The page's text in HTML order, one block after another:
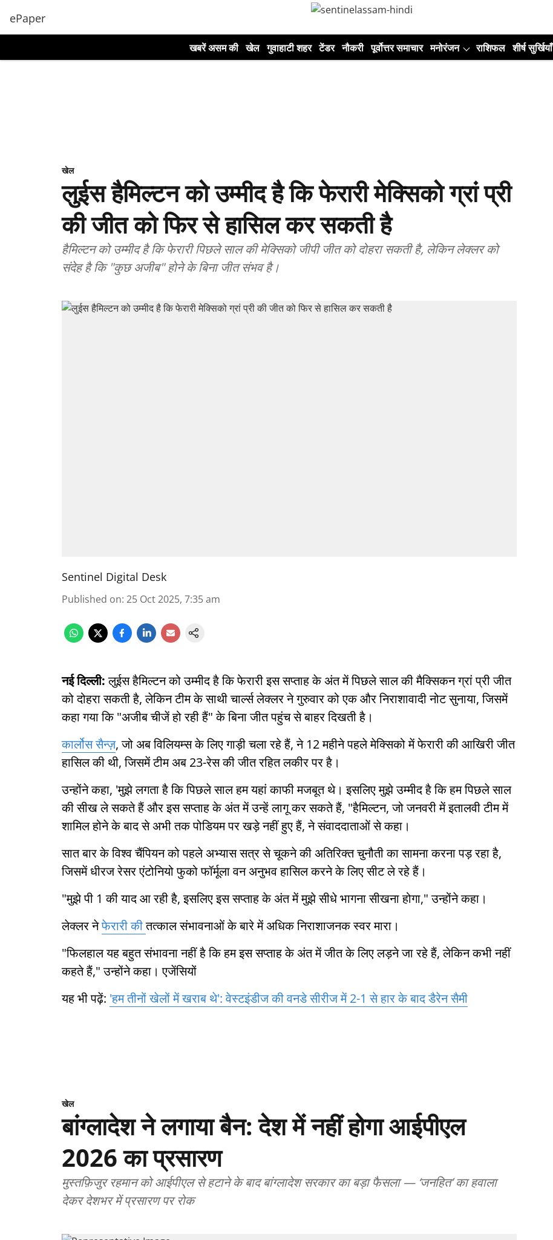
ePaper
खबरें असम की खेल गुवाहाटी शहर टेंडर नौकरी पूर्वोत्तर समाचार मनोरंजन राशिफल शीर्ष सुर्खियाँ
खेल
लुईस हैमिल्टन को उम्मीद है कि फेरारी मेक्सिको ग्रां प्री
की जीत को फिर से हासिल कर सकती है
हैमिल्टन को उम्मीद है कि फेरारी पिछले साल की मेक्सिको जीपी जीत को दोहरा सकती है, लेकिन लेक्लर को
संदेह है कि "कुछ अजीब" होने के बिना जीत संभव है।
Sentinel Digital Desk
Published on: 25 Oct 2025, 7:35 am
नई दिल्ली:लुईस हैमिल्टन को उम्मीद है कि फेरारी इस सप्ताह के अंत में पिछले साल की मैक्सिकन ग्रां प्री जीत
को दोहरा सकती है, लेकिन टीम के साथी चार्ल्स लेक्लर ने गुरुवार को एक और निराशावादी नोट सुनाया, जिसमें
कहा गया कि "अजीब चीजें हो रही हैं" के बिना जीत पहुंच से बाहर दिखती है।
कार्लोस सैन्ज़, जो अब विलियम्स के लिए गाड़ी चला रहे हैं, ने 12 महीने पहले मेक्सिको में फेरारी की आखिरी जीत
हासिल की थी, जिसमें टीम अब 23-रेस की जीत रहित लकीर पर है।
उन्होंने कहा, 'मुझे लगता है कि पिछले साल हम यहां काफी मजबूत थे। इसलिए मुझे उम्मीद है कि हम पिछले साल
की सीख ले सकते हैं और इस सप्ताह के अंत में उन्हें लागू कर सकते हैं, "हैमिल्टन, जो जनवरी में इतालवी टीम में
शामिल होने के बाद से अभी तक पोडियम पर खड़े नहीं हुए हैं, ने संवाददाताओं से कहा।
सात बार के विश्व चैंपियन को पहले अभ्यास सत्र से चूकने की अतिरिक्त चुनौती का सामना करना पड़ रहा है,
जिसमें धीरज रेसर एंटोनियो फुको फॉर्मूला वन अनुभव हासिल करने के लिए सीट ले रहे हैं।
"मुझे पी 1 की याद आ रही है, इसलिए इस सप्ताह के अंत में मुझे सीधे भागना सीखना होगा," उन्होंने कहा।
लेक्लर नेफेरारी कीतत्काल संभावनाओं के बारे में अधिक निराशाजनक स्वर मारा।
"फिलहाल यह बहुत संभावना नहीं है कि हम इस सप्ताह के अंत में जीत के लिए लड़ने जा रहे हैं, लेकिन कभी नहीं
कहते हैं," उन्होंने कहा। एजेंसियों
यह भी पढ़ें: 'हम तीनों खेलों में खराब थे': वेस्टइंडीज की वनडे सीरीज में 2-1 से हार के बाद डैरेन सैमी
खेल
बांग्लादेश ने लगाया बैन: देश में नहीं होगा आईपीएल
2026 का प्रसारण
मुस्तफ़िजुर रहमान को आईपीएल से हटाने के बाद बांग्लादेश सरकार का बड़ा फैसला — ‘जनहित’ का हवाला
देकर देशभर में प्रसारण पर रोक